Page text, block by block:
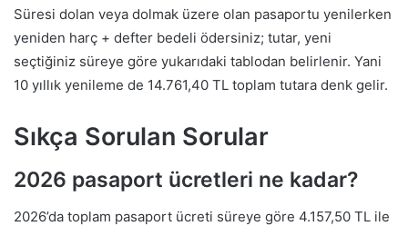
Süresi dolan veya dolmak üzere olan pasaportu yenilerken
yeniden harç + defter bedeli ödersiniz; tutar, yeni
seçtiğiniz süreye göre yukarıdaki tablodan belirlenir. Yani
10 yıllık yenileme de 14.761,40 TL toplam tutara denk gelir.
Sıkça Sorulan Sorular
2026 pasaport ücretleri ne kadar?
2026’da toplam pasaport ücreti süreye göre 4.157,50 TL ile